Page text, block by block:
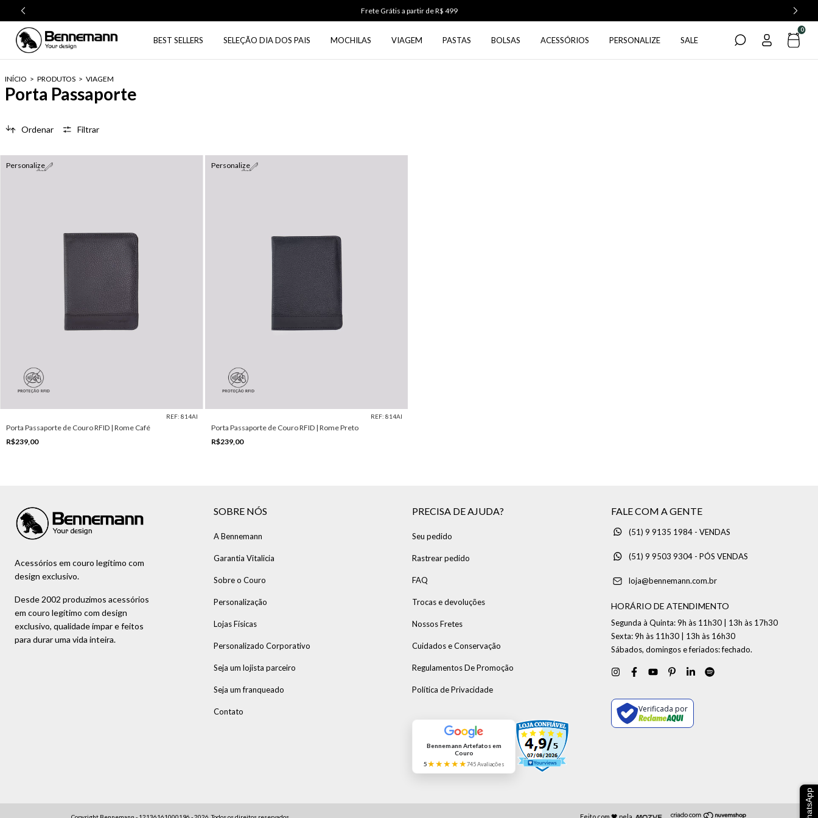
Frete Grátis a partir de R$ 499
BEST SELLERS SELEÇÃO DIA DOS PAIS MOCHILAS VIAGEM PASTAS BOLSAS ACESSÓRIOS PERSONALIZE SALE
0
INÍCIO > PRODUTOS > VIAGEM
Porta Passaporte
Ordenar Filtrar
Personalize
REF: 814AI
Porta Passaporte de Couro RFID | Rome Café
R$239,00
Personalize
REF: 814AI
Porta Passaporte de Couro RFID | Rome Preto
R$239,00
WhatsApp
Acessórios em couro legítimo com
design exclusivo.
Desde 2002 produzimos acessórios
em couro legítimo com design
exclusivo, qualidade ímpar e feitos
para durar uma vida inteira.
SOBRE NÓS
A Bennemann
Garantia Vitalicia
Sobre o Couro
Personalização
Lojas Físicas
Personalizado Corporativo
Seja um lojista parceiro
Seja um franqueado
Contato
PRECISA DE AJUDA?
Seu pedido
Rastrear pedido
FAQ
Trocas e devoluções
Nossos Fretes
Cuidados e Conservação
Regulamentos De Promoção
Política de Privacidade
Bennemann Artefatos em
Couro
5★★★★★745 Avaliações
FALE COM A GENTE
(51) 9 9135 1984 - VENDAS
(51) 9 9503 9304 - PÓS VENDAS
loja@bennemann.com.br
HORÁRIO DE ATENDIMENTO
Segunda à Quinta: 9h às 11h30 | 13h às 17h30
Sexta: 9h às 11h30 | 13h às 16h30
Sábados, domingos e feriados: fechado.
Verificada por
Copyright Bennemann - 12136161000196 - 2026. Todos os direitos reservados.